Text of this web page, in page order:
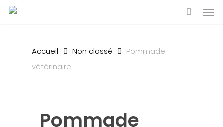
Skip
Accueil Non classé
Pommade
vétérinaire
Pommade